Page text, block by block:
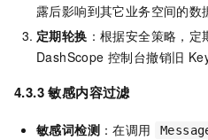
露后影响到其它业务空间的数
定期轮换 ：根据安全策略，
DashScope 控制台撤销旧 Key
4.3.3 敏感内容过滤
敏感词检测 ：在调用